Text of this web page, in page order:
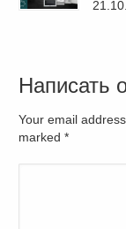
Написать
Your email
marked*